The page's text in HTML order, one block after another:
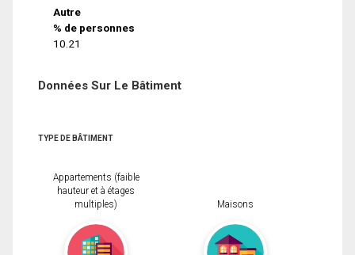
Autre
% de personnes
10.21
Données Sur Le Bâtiment
TYPE DE BÂTIMENT
Appartements (faible
hauteur et à étages
multiples)
Maisons